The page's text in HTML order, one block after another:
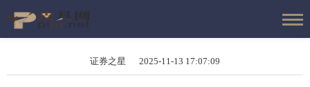
证券之星 2025-11-13 17:07:09